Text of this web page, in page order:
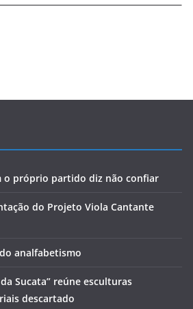
o próprio partido diz não confiar
do Projeto Viola Cantante
analfabetismo
Sucata” reúne esculturas
descartado